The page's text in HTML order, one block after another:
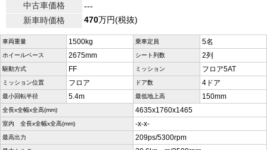
中古車価格
---
新車時価格
470万円(税抜)
車両重量 1500kg 乗車定員 5名
ホイールベース 2675mm シート列数 2列
駆動方式 FF ミッション フロア5AT
ミッション位置 フロア ドア数 4ドア
最小回転半径 5.4m 最低地上高 150mm
全長x全幅x全高(mm) 4635x1760x1465
室内 全長x全幅x全高(mm) -x-x-
最高出力 209ps/5300rpm